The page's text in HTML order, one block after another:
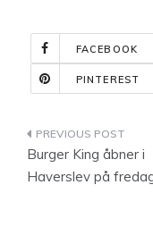
FACEBOOK
PINTEREST
Burger King åbner i
Haverslev på